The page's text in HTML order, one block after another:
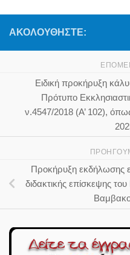
ΑΚΟΛΟΥΘΉΣΤΕ:
Ειδική προκήρυξη
Πρότυπο
ν.4547/2018 (Α’ 102), όπως
Προκήρυξη εκδήλωσης
διδακτικής επίσκεψης